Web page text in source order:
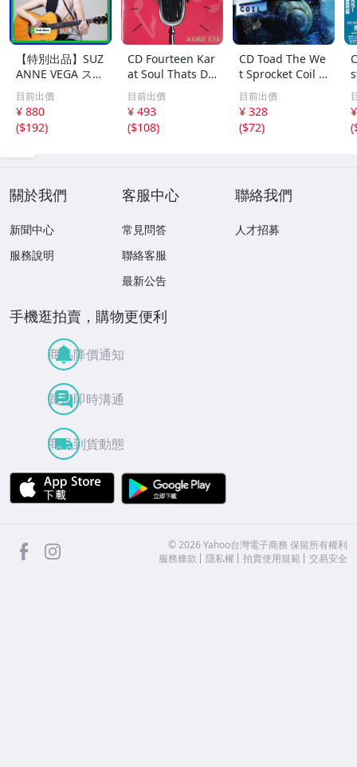
【特別出品】SUZ
ANNE VEGA スザ
ンヌ・ヴェガ 精
選集 100歌 音楽D
L(MP3CD)☆
目前出價
¥ 880
($192)
CD Fourteen Kar
at Soul Thats Do
o-Wapp Acappel
la PCCY00374 Ca
nyon Internatio
nal /00110
目前出價
¥ 493
($108)
CD Toad The We
t Sprocket Coil C
K67862 Columbi
a /00110
目前出價
¥ 328
($72)
(
關於我們
新聞中心
服務說明
客服中心
常見問答
聯絡客服
最新公告
聯絡我們
人才招募
手機逛拍賣，購物更便利
商品降價通知
買賣即時溝通
商品到貨動態
APP Store
facebook ©2026 Yahoo台灣電子商務 保留所有權利
服務條款
隱私權 拍賣使用規範 交易安全